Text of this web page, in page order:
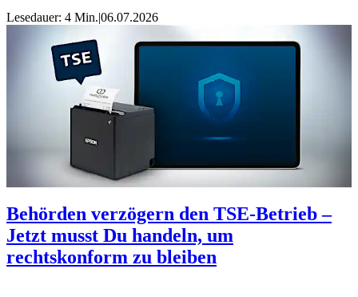
Lesedauer: 4 Min.|06.07.2026
Behörden verzögern den TSE-Betrieb –
Jetzt musst Du handeln, um
rechtskonform zu bleiben